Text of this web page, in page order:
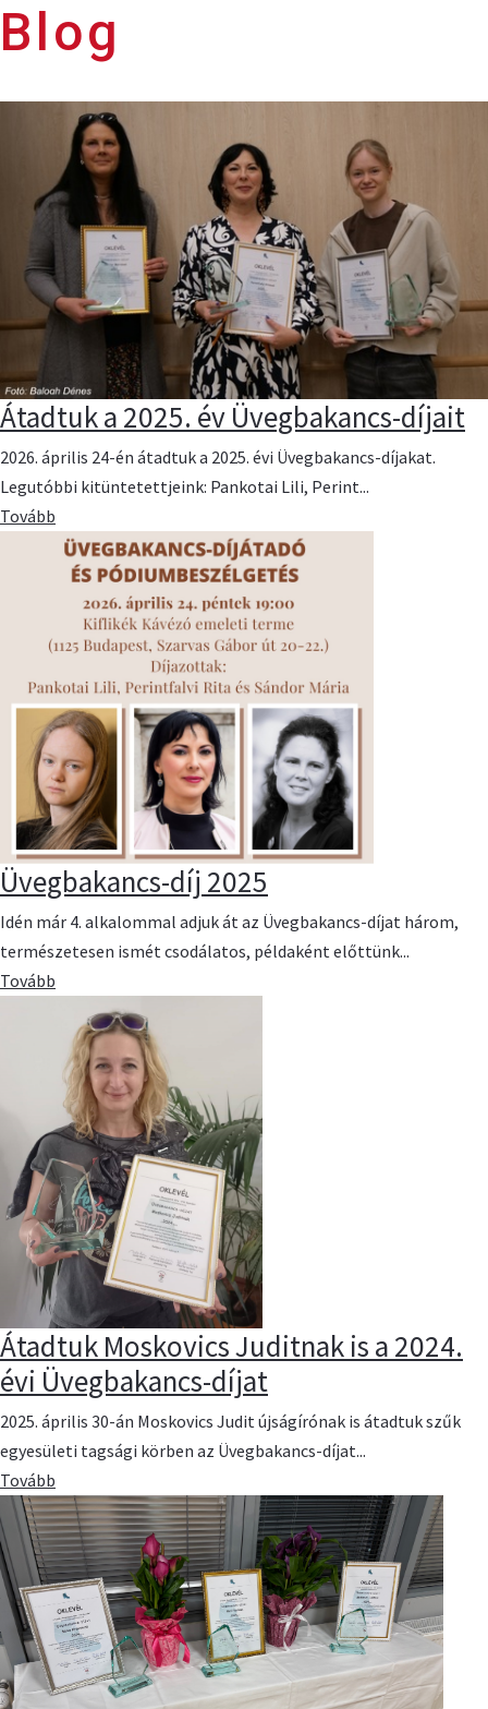
Blog
Átadtuk a 2025. év Üvegbakancs-díjait
2026. április 24-én átadtuk a 2025. évi Üvegbakancs-díjakat.
Legutóbbi kitüntetettjeink: Pankotai Lili, Perint...
Tovább
Üvegbakancs-díj 2025
Idén már 4. alkalommal adjuk át az Üvegbakancs-díjat három,
természetesen ismét csodálatos, példaként előttünk...
Tovább
Átadtuk Moskovics Juditnak is a 2024.
évi Üvegbakancs-díjat
2025. április 30-án Moskovics Judit újságírónak is átadtuk szűk
egyesületi tagsági körben az Üvegbakancs-díjat...
Tovább